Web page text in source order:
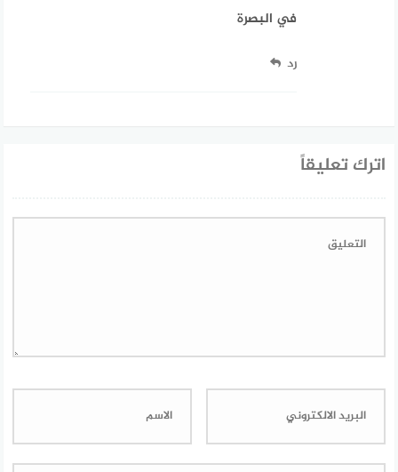
في البصرة
رد
اترك تعليقاً